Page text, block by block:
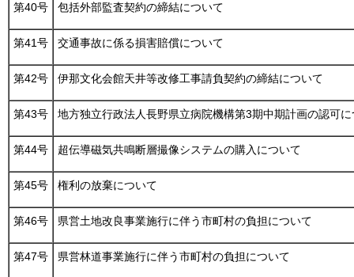
第40号 包括外部監査契約の締結について
第41号 交通事故に係る損害賠償について
第42号 伊那文化会館天井等改修工事請負契約の締結について
第43号 地方独立行政法人長野県立病院機構第3期中期計画の認可
第44号 超伝導磁気共鳴断層撮像システムの購入について
第45号 権利の放棄について
第46号 県営土地改良事業施行に伴う市町村の負担について
第47号 県営林道事業施行に伴う市町村の負担について